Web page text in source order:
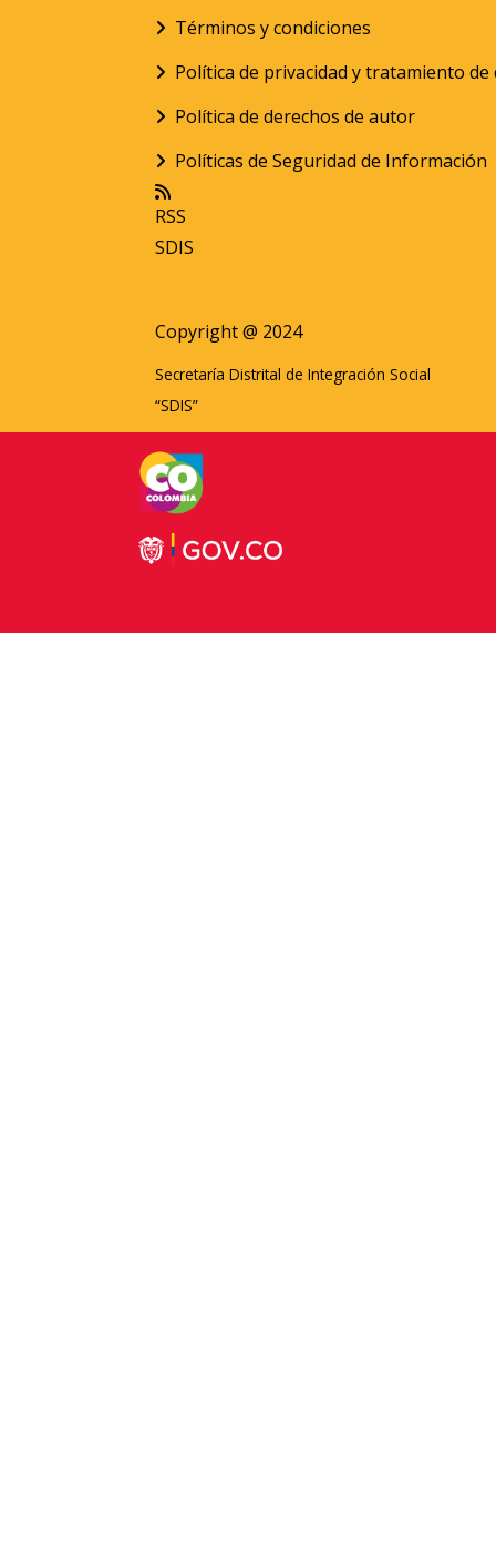
Términos y condiciones
Política de privacidad y tratamiento
Política de derechos de autor
Políticas de Seguridad de Información
RSS
SDIS
Copyright @ 2024
Secretaría Distrital de Integración Social
“SDIS”